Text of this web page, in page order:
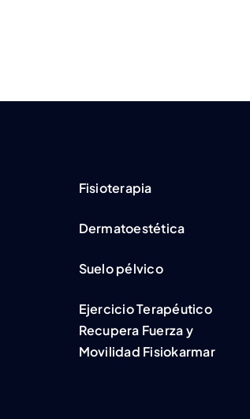
Fisioterapia
Dermatoestética
Suelo pélvico
Ejercicio Terapéutico
Recupera Fuerza y
Movilidad Fisiokarmar